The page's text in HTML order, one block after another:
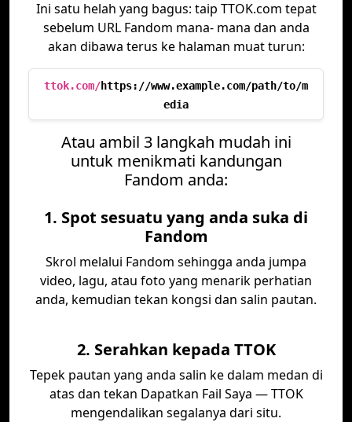
Ini satu helah yang bagus: taip TTOK.com tepat
sebelum URL Fandom mana- mana dan anda
akan dibawa terus ke halaman muat turun:
ttok.com/https://www.example.com/path/to/m
edia
Atau ambil 3 langkah mudah ini
untuk menikmati kandungan
Fandom anda:
1. Spot sesuatu yang anda suka di
Fandom
Skrol melalui Fandom sehingga anda jumpa
video, lagu, atau foto yang menarik perhatian
anda, kemudian tekan kongsi dan salin pautan.
2. Serahkan kepada TTOK
Tepek pautan yang anda salin ke dalam medan di
atas dan tekan Dapatkan Fail Saya — TTOK
mengendalikan segalanya dari situ.